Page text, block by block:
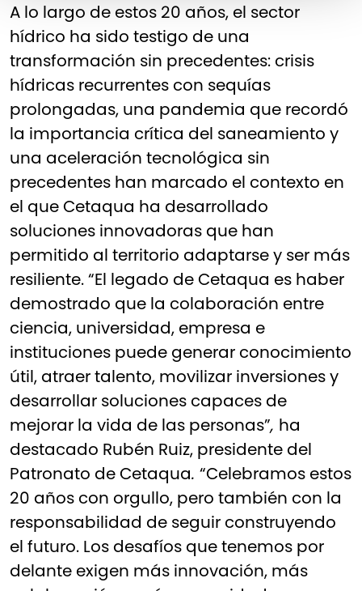
A lo largo de estos 20 años, el sector
hídrico ha sido testigo de una
transformación sin precedentes: crisis
hídricas recurrentes con sequías
prolongadas, una pandemia que recordó
la importancia crítica del saneamiento y
una aceleración tecnológica sin
precedentes han marcado el contexto en
el que Cetaqua ha desarrollado
soluciones innovadoras que han
permitido al territorio adaptarse y ser más
resiliente. “El legado de Cetaqua es haber
demostrado que la colaboración entre
ciencia, universidad, empresa e
instituciones puede generar conocimiento
útil, atraer talento, movilizar inversiones y
desarrollar soluciones capaces de
mejorar la vida de las personas”, ha
destacado Rubén Ruiz, presidente del
Patronato de Cetaqua. “Celebramos estos
20 años con orgullo, pero también con la
responsabilidad de seguir construyendo
el futuro. Los desafíos que tenemos por
delante exigen más innovación, más